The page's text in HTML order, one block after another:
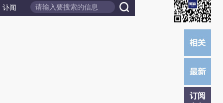
讣闻
订阅